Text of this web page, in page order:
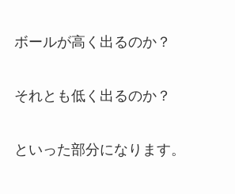
ボールが高く出るのか？
それとも低く出るのか？
といった部分になります。